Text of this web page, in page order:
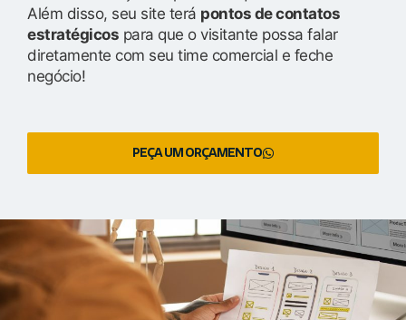
Além disso, seu site terá pontos de contatos
estratégicos para que o visitante possa falar
diretamente com seu time comercial e feche
negócio!
PEÇA UM ORÇAMENTO